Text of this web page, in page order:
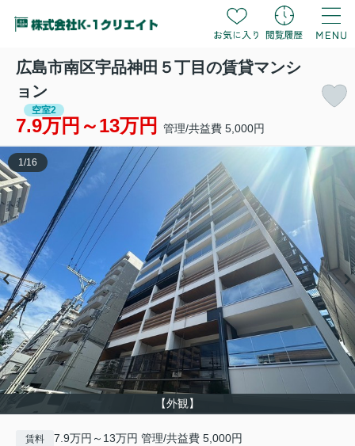
広島市南区宇品神田５丁目の賃貸マンシ
ョン
空室2
7.9万円～13万円 管理/共益費 5,000円
【外観】
1 /16
賃料 7.9万円～13万円 管理/共益費 5,000円